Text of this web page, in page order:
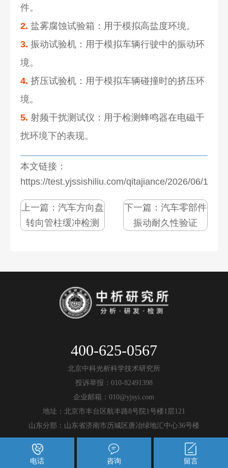
电话 咨询 留言
件。
2. 盐雾腐蚀试验箱：用于模拟高盐度环境。
3. 振动试验机：用于模拟车辆行驶中的振动环
境。
4. 挤压试验机：用于模拟车辆碰撞时的挤压环
境。
5. 射频干扰测试仪：用于检测蜂鸣器在电磁干
扰环境下的表现。
本文链接：
https://test.yjssishiliu.com/qitajiance/2026/06/
上一篇： 汽车方向盘
转向管柱缓冲检测
下一篇：汽车零部件
振动耐久性验证
400-625-0567
北京中科光析科学技术研究所
投诉举报：010-82491398
企业邮箱：010@yjsyi.com
地址：北京市丰台区航丰路8号院1号楼1层121
山东分部：山东省济南市历城区唐冶绿地汇中心36号楼